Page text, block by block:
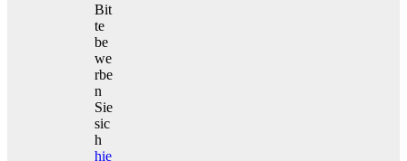
Bit
te
be
we
rbe
n
Sie
sic
h
hie